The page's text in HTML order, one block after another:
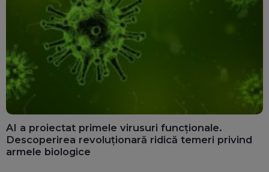
AI a proiectat primele virusuri funcționale.
Descoperirea revoluționară ridică temeri privind
armele biologice